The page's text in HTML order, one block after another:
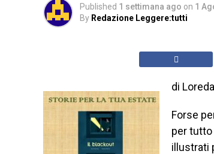
Published 1 settimana ago on 1
By Redazione Leggere:tutti
di
Forse
per tutto
illustrati